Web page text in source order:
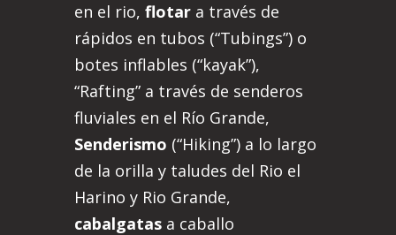
en el rio, flotar a través de
rápidos en tubos (“Tubings”) o
botes inflables (“kayak”),
“Rafting” a través de senderos
fluviales en el Río Grande,
Senderismo (“Hiking”) a lo largo
de la orilla y taludes del Rio el
Harino y Rio Grande,
cabalgatas a caballo